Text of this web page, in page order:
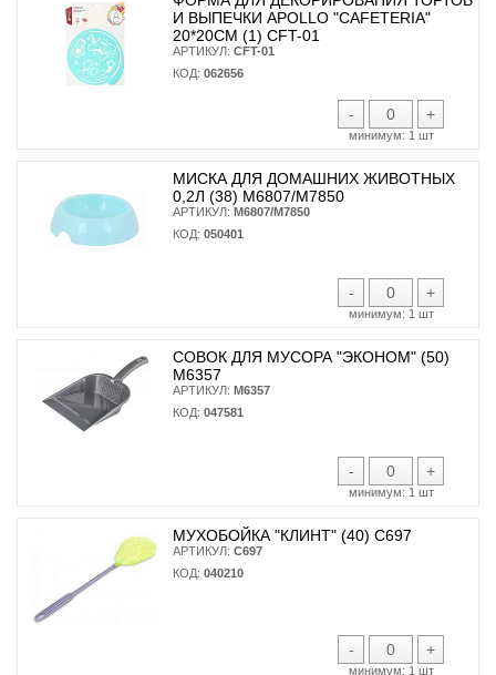
И ВЫПЕЧКИ APOLLO "CAFETERIA"
20*20СМ (1) CFT-01
АРТИКУЛ: CFT-01
КОД: 062656
- +
минимум: 1 шт
МИСКА ДЛЯ ДОМАШНИХ ЖИВОТНЫХ
0,2Л (38) М6807/М7850
АРТИКУЛ: М6807/М7850
КОД: 050401
- +
минимум: 1 шт
СОВОК ДЛЯ МУСОРА "ЭКОНОМ" (50)
М6357
АРТИКУЛ: М6357
КОД: 047581
- +
минимум: 1 шт
МУХОБОЙКА "КЛИНТ" (40) С697
АРТИКУЛ: С697
КОД: 040210
- +
минимум: 1 шт